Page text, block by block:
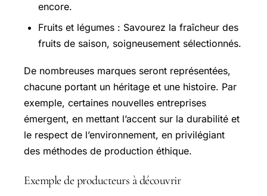
encore.
Fruits et légumes : Savourez la fraîcheur des
fruits de saison, soigneusement sélectionnés.
De nombreuses marques seront représentées,
chacune portant un héritage et une histoire. Par
exemple, certaines nouvelles entreprises
émergent, en mettant l’accent sur la durabilité et
le respect de l’environnement, en privilégiant
des méthodes de production éthique.
Exemple de producteurs à découvrir